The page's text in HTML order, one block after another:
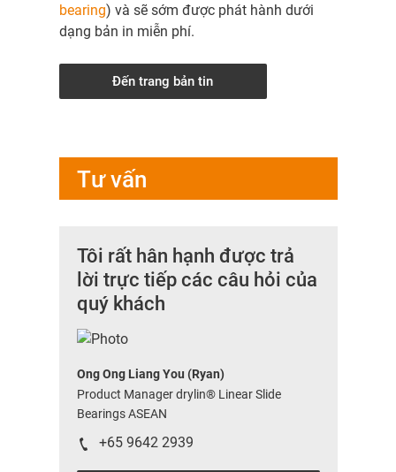
bearing) và sẽ sớm được phát hành dưới
dạng bản in miễn phí.
Đến trang bản tin
Tư vấn
Tôi rất hân hạnh được trả
lời trực tiếp các câu hỏi của
quý khách
Ong Ong Liang You (Ryan)
Product Manager drylin® Linear Slide
Bearings ASEAN
+65 9642 2939